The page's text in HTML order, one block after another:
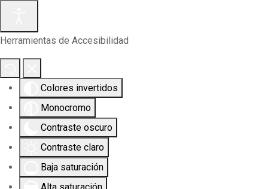
Herramientas de Accesibilidad
Colores invertidos
Monocromo
Contraste oscuro
Contraste claro
Baja saturación